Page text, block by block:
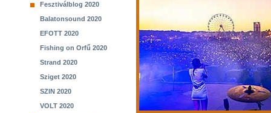
Fesztiválblog 2020
Balatonsound 2020
EFOTT 2020
Fishing on Orfű 2020
Strand 2020
Sziget 2020
SZIN 2020
VOLT 2020